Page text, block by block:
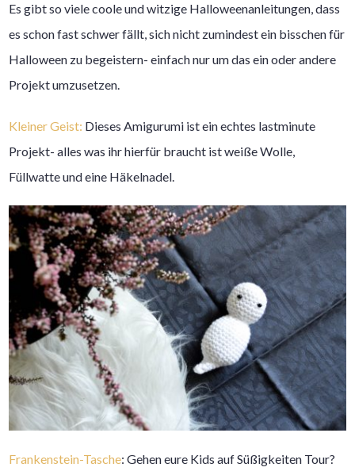
Es gibt so viele coole und witzige Halloweenanleitungen, dass
es schon fast schwer fällt, sich nicht zumindest ein bisschen für
Halloween zu begeistern- einfach nur um das ein oder andere
Projekt umzusetzen.
Kleiner Geist: Dieses Amigurumi ist ein echtes lastminute
Projekt- alles was ihr hierfür braucht ist weiße Wolle,
Füllwatte und eine Häkelnadel.
Frankenstein-Tasche: Gehen eure Kids auf Süßigkeiten Tour?